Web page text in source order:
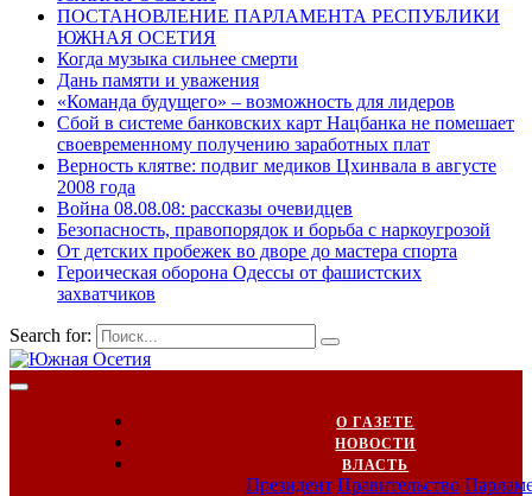
ПОСТАНОВЛЕНИЕ ПАРЛАМЕНТА РЕСПУБЛИКИ
ЮЖНАЯ ОСЕТИЯ
Когда музыка сильнее смерти
Дань памяти и уважения
«Команда будущего» – возможность для лидеров
Сбой в системе банковских карт Нацбанка не помешает
своевременному получению заработных плат
Верность клятве: подвиг медиков Цхинвала в августе
2008 года
Война 08.08.08: рассказы очевидцев
Безопасность, правопорядок и борьба с наркоугрозой
От детских пробежек во дворе до мастера спорта
Героическая оборона Одессы от фашистских
захватчиков
Search for:
О ГАЗЕТЕ
НОВОСТИ
ВЛАСТЬ
Президент Правительство